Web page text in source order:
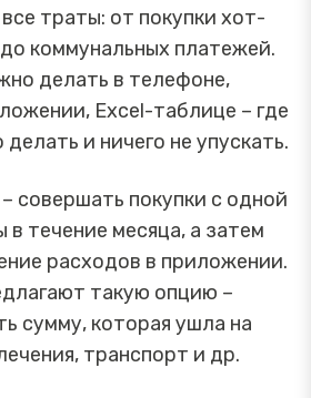
траты: от покупки хот-
коммунальных платежей.
делать в телефоне,
Excel-таблице – где
и ничего не упускать.
совершать покупки с одной
в течение месяца, а затем
расходов в приложении.
такую опцию –
сумму, которая ушла на
транспорт и др.